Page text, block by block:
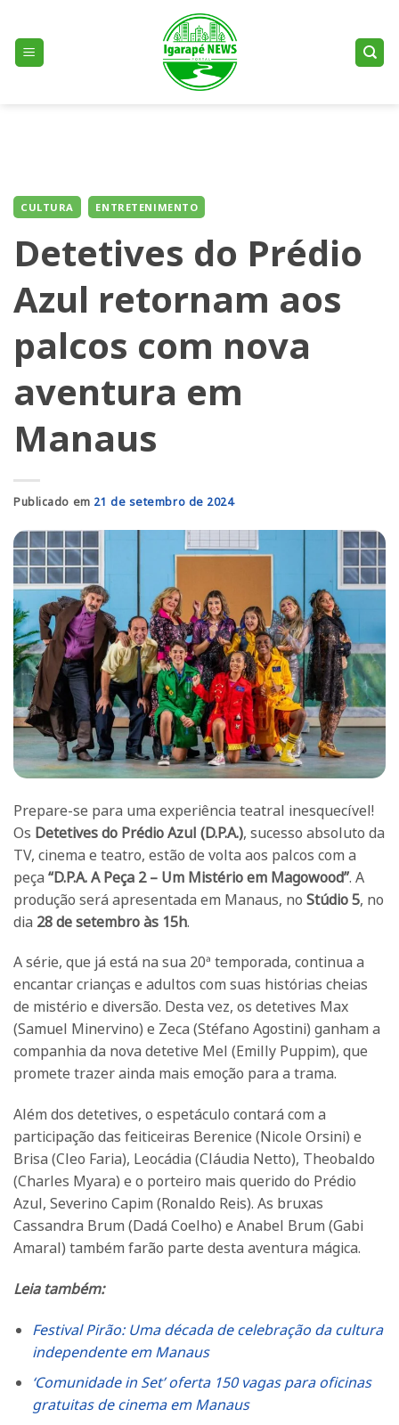
content
CULTURA ENTRETENIMENTO
Detetives do Prédio
Azul retornam aos
palcos com nova
aventura em
Manaus
Publicado em 21 de setembro de 2024
Prepare-se para uma experiência teatral inesquecível!
Os Detetives do Prédio Azul (D.P.A.), sucesso absoluto da
TV, cinema e teatro, estão de volta aos palcos com a
peça “D.P.A. A Peça 2 – Um Mistério em Magowood”. A
produção será apresentada em Manaus, no Stúdio 5, no
dia 28 de setembro às 15h.
A série, que já está na sua 20ª temporada, continua a
encantar crianças e adultos com suas histórias cheias
de mistério e diversão. Desta vez, os detetives Max
(Samuel Minervino) e Zeca (Stéfano Agostini) ganham a
companhia da nova detetive Mel (Emilly Puppim), que
promete trazer ainda mais emoção para a trama.
Além dos detetives, o espetáculo contará com a
participação das feiticeiras Berenice (Nicole Orsini) e
Brisa (Cleo Faria), Leocádia (Cláudia Netto), Theobaldo
(Charles Myara) e o porteiro mais querido do Prédio
Azul, Severino Capim (Ronaldo Reis). As bruxas
Cassandra Brum (Dadá Coelho) e Anabel Brum (Gabi
Amaral) também farão parte desta aventura mágica.
Leia também:
Festival Pirão: Uma década de celebração da cultura
independente em Manaus
‘Comunidade in Set’ oferta 150 vagas para oficinas
gratuitas de cinema em Manaus